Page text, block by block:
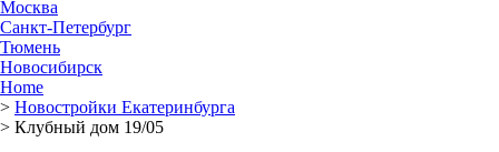
Москва
Санкт-Петербург
Тюмень
Новосибирск
Home
> Новостройки Екатеринбурга
> Клубный дом 19/05